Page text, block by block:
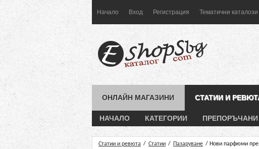
Начало Вход Регистрация Тематични каталози
ОНЛАЙН МАГАЗИНИ СТАТИИ И
НАЧАЛО КАТЕГОРИИ ПРЕПОРЪЧАНИ
Статии и ревюта / Статии / Пазаруване / Нови парфюми